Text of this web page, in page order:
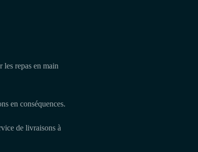
les repas en main
en conséquences.
de livraisons à